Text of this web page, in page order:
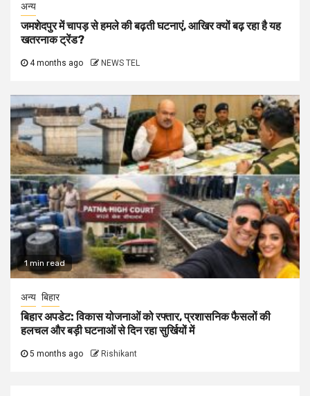
अन्य
जमशेदपुर में चापड़ से हमले की बढ़ती घटनाएं, आखिर क्यों बढ़ रहा है यह
खतरनाक ट्रेंड?
4 months ago NEWS TEL
1 min read
अन्य बिहार
बिहार अपडेट: विकास योजनाओं को रफ्तार, प्रशासनिक फैसलों की
हलचल और बड़ी घटनाओं से दिन रहा सुर्खियों में
5 months ago Rishikant